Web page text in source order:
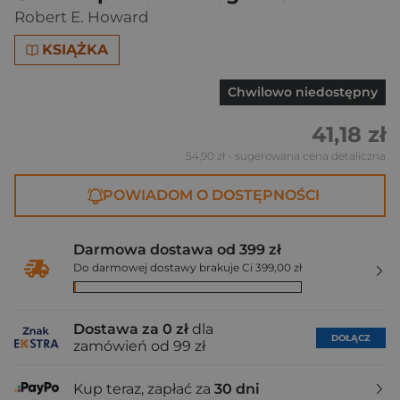
Robert E. Howard
KSIĄŻKA
Chwilowo niedostępny
41,18 zł
54,90 zł - sugerowana cena detaliczna
POWIADOM O DOSTĘPNOŚCI
Darmowa dostawa od 399 zł
Do darmowej dostawy brakuje Ci 399,00 zł
Dostawa za 0 zł dla
zamówień od 99 zł
DOŁĄCZ
Kup teraz, zapłać za 30 dni